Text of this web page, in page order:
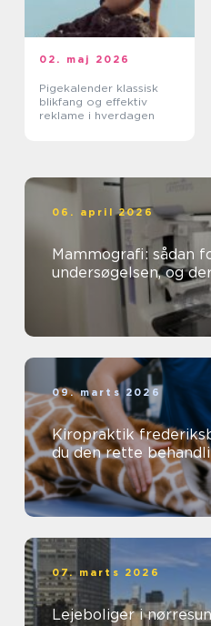
02. maj 2026
Pigekalender klassisk
blikfang og effektiv
reklame i hverdagen
06. april 2026
Mammografi: sådan
undersøgelsen, og
09. marts 2026
Kiropraktik frederiksberg
du den rette
07. marts 2026
Lejeboliger i nørresundby sådan